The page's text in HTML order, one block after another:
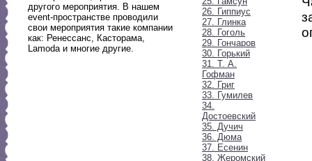
другого мероприятия. В нашем
event-пространстве проводили
свои мероприятия такие компании
как: Ренессанс, Касторама,
Lamoda и многие другие.
26. Гиппиус
27. Глинка
28. Гоголь
29. Гончаров
30. Горький
31. Т. А.
Гофман
32. Григ
33. Гумилев
34.
Достоевский
35. Дучич
36. Дюма
37. Есенин
38. Жеромский